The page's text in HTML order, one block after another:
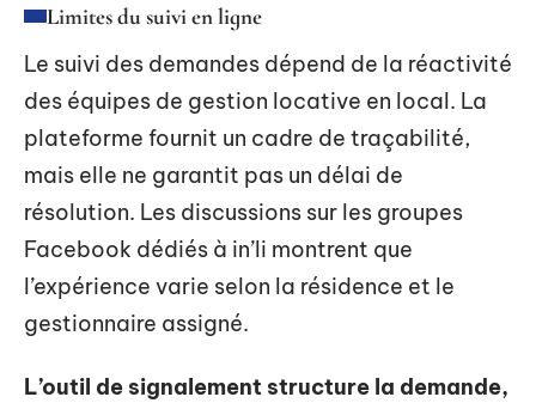
Limites du suivi en ligne
Le suivi des demandes dépend de la réactivité
des équipes de gestion locative en local. La
plateforme fournit un cadre de traçabilité,
mais elle ne garantit pas un délai de
résolution. Les discussions sur les groupes
Facebook dédiés à in’li montrent que
l’expérience varie selon la résidence et le
gestionnaire assigné.
L’outil de signalement structure la demande,